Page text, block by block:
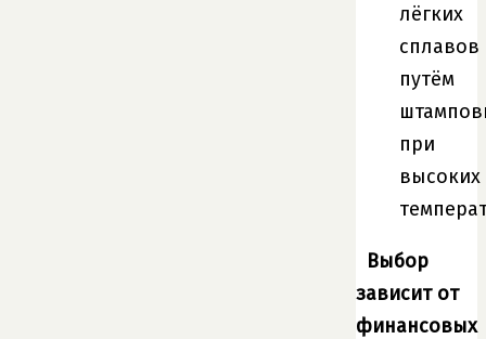
лёгких
сплавов
путём
при
высоких
Выбор
зависит от
финансовых